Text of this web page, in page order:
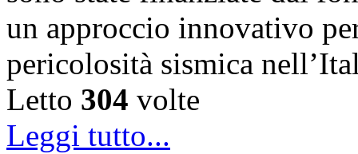
un approccio innovativo
pericolosità sismica
Letto 304 volte
Leggi tutto...